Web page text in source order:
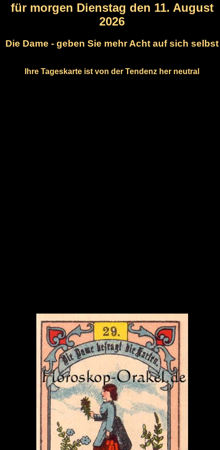
für morgen Dienstag den 11. August
2026
Die Dame - geben Sie mehr Acht auf sich selbst
Ihre Tageskarte ist von der Tendenz her neutral